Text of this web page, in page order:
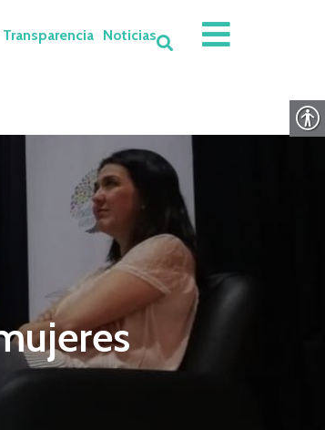
Transparencia Noticias